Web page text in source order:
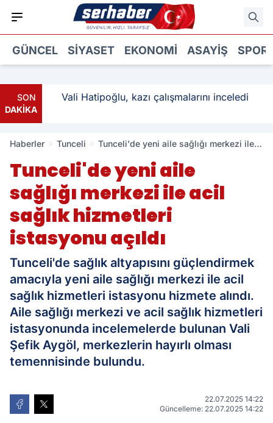
GÜNCEL SIYASET EKONOMI ASAYIŞ SPOR
SON
DAKİKA
Vali Hatipoğlu, kazı çalışmalarını inceledi
Haberler Tunceli
Tunceli'de yeni aile sağlığı merkezi ile
Tunceli'de yeni aile
sağlığı merkezi ile acil
sağlık hizmetleri
istasyonu açıldı
Tunceli'de sağlık altyapısını güçlendirmek
amacıyla yeni aile sağlığı merkezi ile acil
sağlık hizmetleri istasyonu hizmete alındı.
Aile sağlığı merkezi ve acil sağlık hizmetleri
istasyonunda incelemelerde bulunan Vali
Şefik Aygöl, merkezlerin hayırlı olması
temennisinde bulundu.
22.07.2025 14:22
Güncelleme: 22.07.2025 14:22